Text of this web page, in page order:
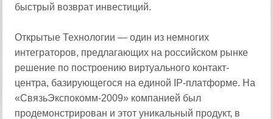
быстрый возврат инвестиций.
Открытые Технологии — один из немногих
интеграторов, предлагающих на российском рынке
решение по построению виртуального контакт-
центра, базирующегося на единой IP-платформе. На
«СвязьЭкспокомм-2009» компанией был
продемонстрирован и этот уникальный продукт, в